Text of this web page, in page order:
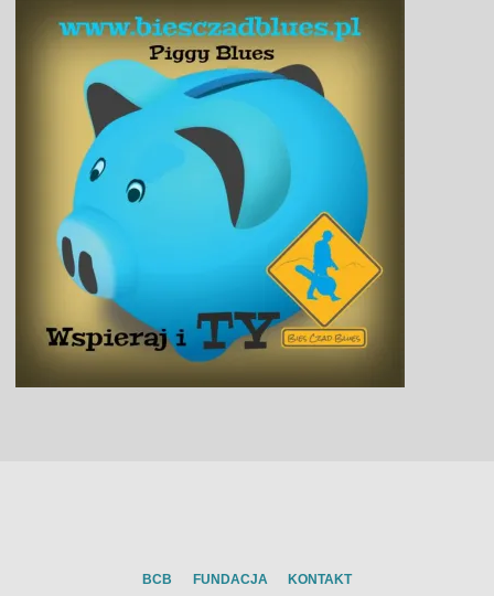
BCB FUNDACJA KONTAKT